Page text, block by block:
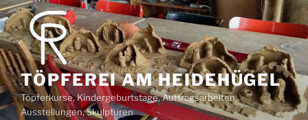
Zum
Inhalt
springen
TÖPFEREI AM HEIDEHÜGEL
Töpferkurse, Kindergeburtstage, Auftragsarbeiten,
Ausstellungen, Skulpturen